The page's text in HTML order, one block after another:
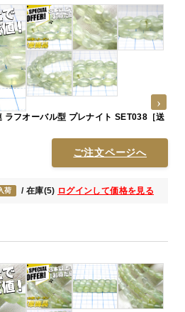
ラフオーバル型 プレナイト SET038［送
ご注文ページへ
荷 / 在庫(5) ログインして価格を見る